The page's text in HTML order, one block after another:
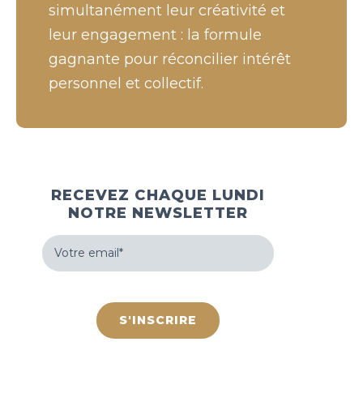
RECEVEZ CHAQUE LUNDI
NOTRE NEWSLETTER
Votre
email
(Nécessaire)
simultanément leur créativité et
leur engagement : la formule
gagnante pour réconcilier intérêt
personnel et collectif.